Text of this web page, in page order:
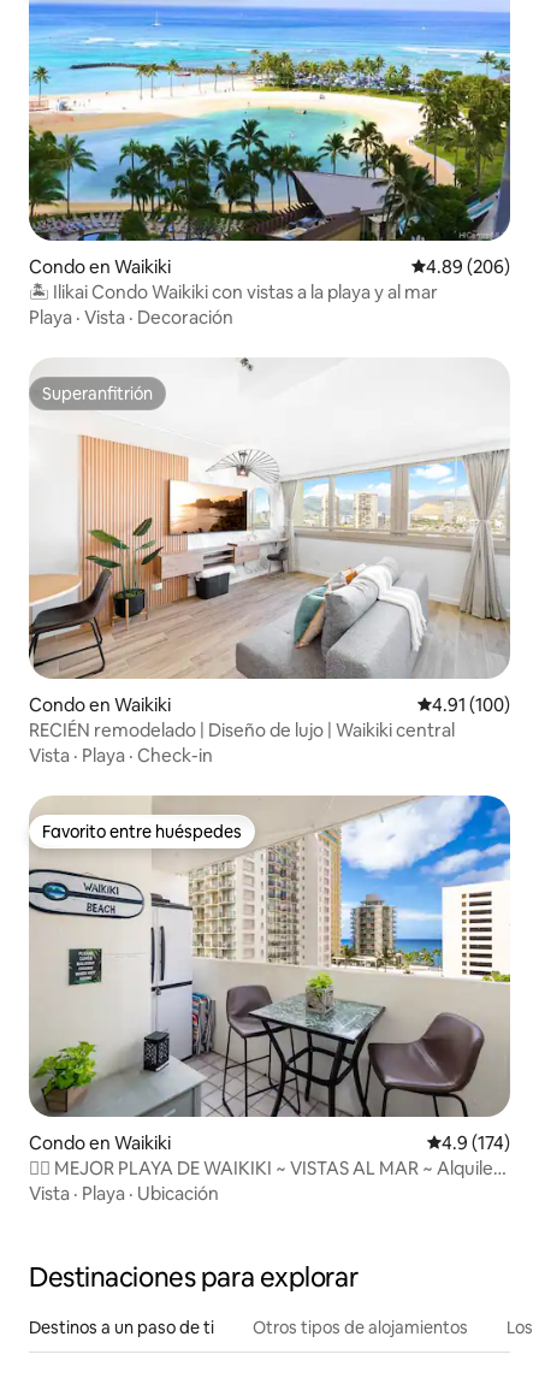
Condo en Waikiki Calificación
4.89 (206)
🏝 Ilikai Condo Waikiki con vistas a la playa y al mar
Playa · Vista · Decoración
Superanfitrión
Superanfitrión
Condo en Waikiki Calificación
4.91 (100)
RECIÉN remodelado | Diseño de lujo | Waikiki central
Vista · Playa · Check-in
Favorito entre huéspedes
Favorito entre huéspedes
Condo en Waikiki Calificación
4.9 (174)
🏄‍♀️ MEJOR PLAYA DE WAIKIKI ~ VISTAS AL MAR ~ Alquiler
legal
Vista · Playa · Ubicación
Destinaciones para explorar
Destinos a un paso de ti Otros tipos de alojamientos